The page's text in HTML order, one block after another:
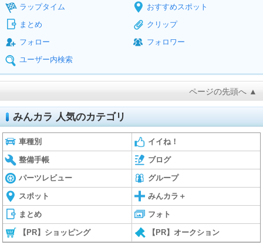
ラップタイム
おすすめスポット
まとめ
クリップ
フォロー
フォロワー
ユーザー内検索
ページの先頭へ ▲
みんカラ 人気のカテゴリ
車種別 イイね！
整備手帳 ブログ
パーツレビュー グループ
スポット みんカラ＋
まとめ フォト
【PR】ショッピング 【PR】オークション